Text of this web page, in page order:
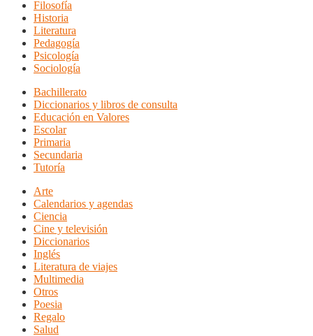
Filosofía
Historia
Literatura
Pedagogía
Psicología
Sociología
Bachillerato
Diccionarios y libros de consulta
Educación en Valores
Escolar
Primaria
Secundaria
Tutoría
Arte
Calendarios y agendas
Ciencia
Cine y televisión
Diccionarios
Inglés
Literatura de viajes
Multimedia
Otros
Poesia
Regalo
Salud